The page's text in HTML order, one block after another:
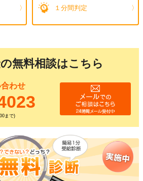
１分間判定
無料相談はこちら
わせ
まで)